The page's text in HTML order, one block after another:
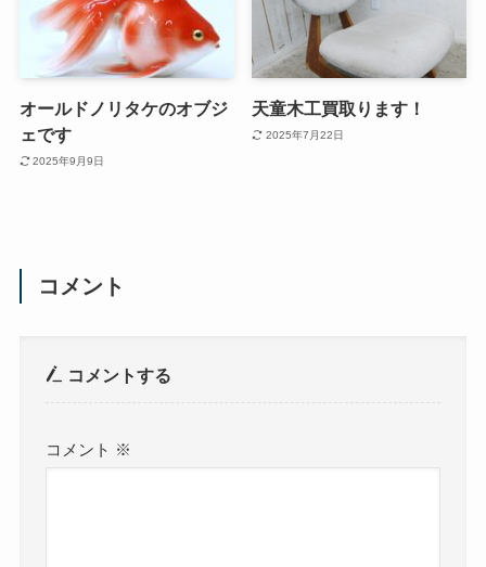
オールドノリタケのオブジ
ェです
2025年9月9日
天童木工買取ります！
2025年7月22日
コメント
コメントする
コメント ※